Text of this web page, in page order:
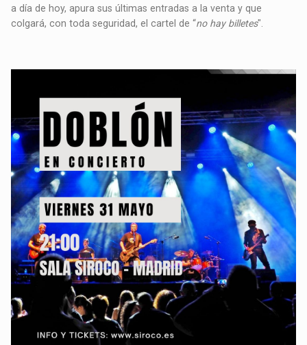
a día de hoy, apura sus últimas entradas a la venta y que
colgará, con toda seguridad, el cartel de “no hay billetes".